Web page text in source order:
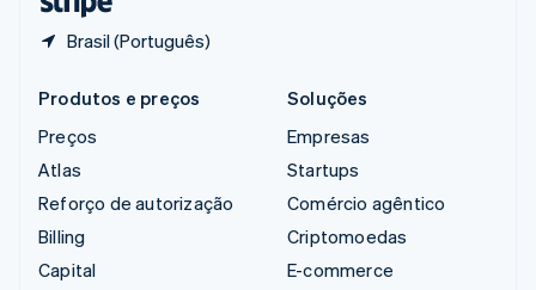
Brasil (Português)
Produtos e preços
Preços
Atlas
Reforço de autorização
Billing
Capital
Soluções
Empresas
Startups
Comércio agêntico
Criptomoedas
E-commerce